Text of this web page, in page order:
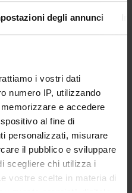
degli annunci
i vostri dati
numero IP, utilizzando
e accedere
al fine di
personalizzati, misurare
il pubblico e sviluppare
scegliere chi utilizza i
vostre scelte in materia di